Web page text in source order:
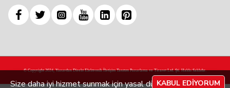
© Copyright 2024, Yazardan Direkt Elektronik İletişim Tanıtım Pazarlama ve Ticaret Ltd. Şti. Hakkı Saklıdır.
KABUL EDIYORUM
Size daha iyi hizmet sunmak için yasal düzenlemelere